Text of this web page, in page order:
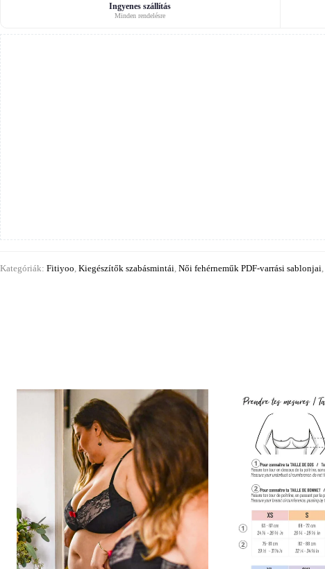
Ingyenes szállítás
Minden rendelésre
Kategóriák: Fitiyoo Kiegészítők szabásmintái Női fehérneműk PDF-varrási sablonjai